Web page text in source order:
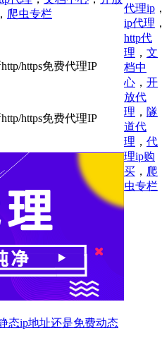
， 爬虫专栏
https免费代理IP
https免费代理IP
态ip地址还是免费动态
代理ip
ip代理
http代
理 ， 文
档中
心 ， 开
放代
理 ， 隧
道代
理 ， 代
理ip购
买 ， 爬
虫专栏